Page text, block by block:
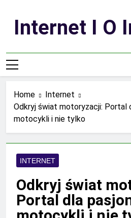
contentInternet I O
Home
Internet
Odkryj świat motoryzacji: Portal
motocykli i nie tylko
INTERNET
Odkryj świat
Portal dla